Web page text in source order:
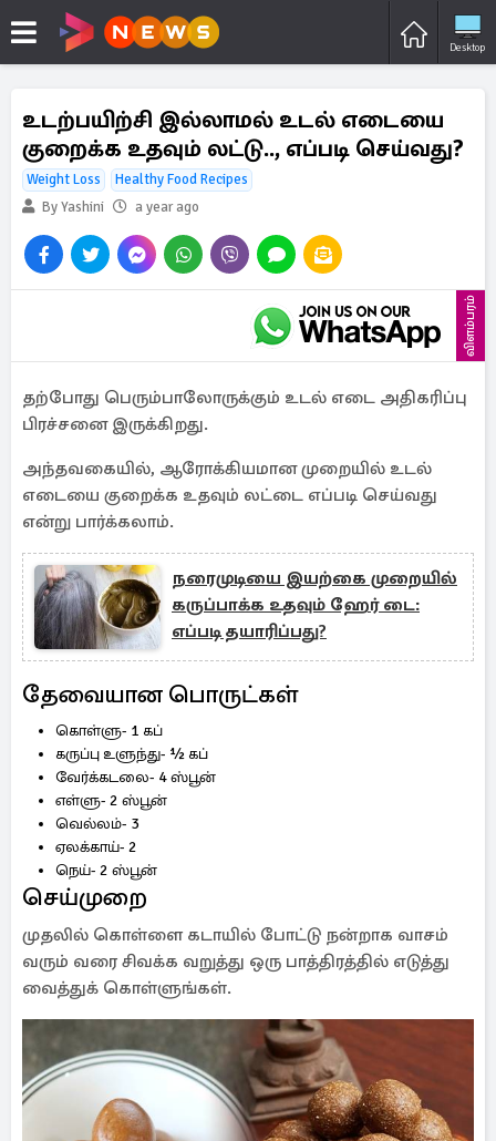
Desktop
உடற்பயிற்சி இல்லாமல் உடல் எடையை
குறைக்க உதவும் லட்டு.., எப்படி செய்வது?
Weight Loss
Healthy Food Recipes
By Yashini
a year ago
விளம்பரம்
தற்போது பெரும்பாலோருக்கும் உடல் எடை அதிகரிப்பு
பிரச்சனை இருக்கிறது.
அந்தவகையில், ஆரோக்கியமான முறையில் உடல்
எடையை குறைக்க உதவும் லட்டை எப்படி செய்வது
என்று பார்க்கலாம்.
நரைமுடியை இயற்கை முறையில்
கருப்பாக்க உதவும் ஹேர் டை:
எப்படி தயாரிப்பது?
தேவையான பொருட்கள்
கொள்ளு- 1 கப்
கருப்பு உளுந்து- ½ கப்
வேர்க்கடலை- 4 ஸ்பூன்
எள்ளு- 2 ஸ்பூன்
வெல்லம்- 3
ஏலக்காய்- 2
நெய்- 2 ஸ்பூன்
செய்முறை
முதலில் கொள்ளை கடாயில் போட்டு நன்றாக வாசம்
வரும் வரை சிவக்க வறுத்து ஒரு பாத்திரத்தில் எடுத்து
வைத்துக் கொள்ளுங்கள்.